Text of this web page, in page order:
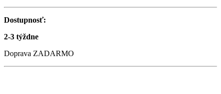
Dostupnosť:
2-3 týždne
Doprava ZADARMO